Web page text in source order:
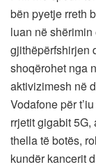
bën pyetje rreth
luan në
gjithëpërfshirjen
shoqërohet nga
aktivizimesh në
Vodafone për
rrjetit gigabit
thella të botës,
kundër kancerit